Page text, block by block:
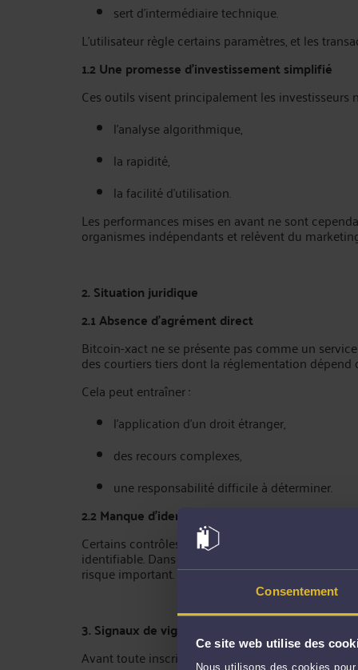
Consentement
Ce site web utilise des
Nous utilisons des cookies
sert d’intermédiaire technique.
L’utilisateur règle certains paramètres, et les
1.2 Une promesse d’investissement simplifié
Ces outils visent principalement les investisseurs
l’analyse algorithmique,
la rapidité,
la facilité d’utilisation.
Les performances mises en avant ne sont
organismes indépendants et relèvent du
2. Situation juridique
2.1 Absence d’agrément direct
Bitcoin-xact ne se présente pas comme un
des courtiers tiers dont la réglementation dépend
Cela peut entraîner :
l’application d’un droit étranger,
des recours complexes,
une responsabilité difficile à déterminer.
2.2 Manque d’identification claire
Certains contrôles de sécurité indiquent que
identifiable. Dans de nombreux cas de fraude
risque important.
3. Signaux de vigilance
Avant toute inscription, il est recommandé